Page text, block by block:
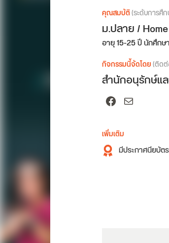
คุณสมบัติ(ระดับการศึ
ม.ปลาย /
อายุ 15-25 ปี นักศึก
กิจกรรมนี้จัดโดย(ติด
สำนักอนุรักษ์แ
Facebook
Mail
เพิ่มเติม
มีประกาศนียบัตร